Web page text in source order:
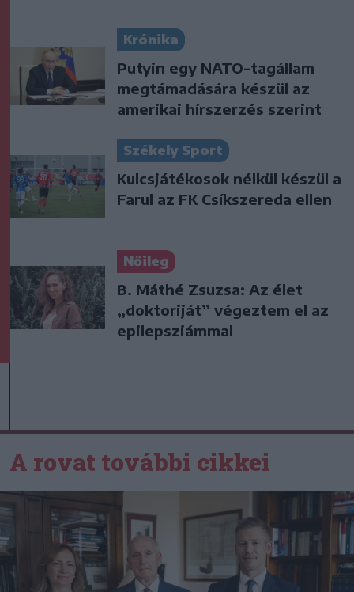
Krónika
Putyin egy NATO-tagállam
megtámadására készül az
amerikai hírszerzés szerint
Székely Sport
Kulcsjátékosok nélkül készül a
Farul az FK Csíkszereda ellen
Nőileg
B. Máthé Zsuzsa: Az élet
„doktoriját” végeztem el az
epilepsziámmal
A rovat további cikkei